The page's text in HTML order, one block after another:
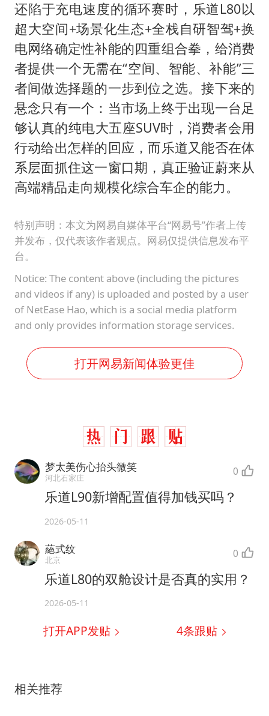
还陷于充电速度的循环赛时，乐道L80以
超大空间+场景化生态+全栈自研智驾+换
电网络确定性补能的四重组合拳，给消费
者提供一个无需在“空间、智能、补能”三
者间做选择题的一步到位之选。接下来的
悬念只有一个：当市场上终于出现一台足
够认真的纯电大五座SUV时，消费者会用
行动给出怎样的回应，而乐道又能否在体
系层面抓住这一窗口期，真正验证蔚来从
高端精品走向规模化综合车企的能力。
特别声明：本文为网易自媒体平台“网易号”作者上传
并发布，仅代表该作者观点。网易仅提供信息发布平
台。
Notice: The content above (including the pictures
and videos if any) is uploaded and posted by a user
of NetEase Hao, which is a social media platform
and only provides information storage services.
打开网易新闻体验更佳
梦太美伤心抬头微笑
河北石家庄 0
乐道L90新增配置值得加钱买吗？
2026-05-11
蕝式纹
北京 0
乐道L80的双舱设计是否真的实用？
2026-05-11
打开APP发贴 4条跟贴
相关推荐